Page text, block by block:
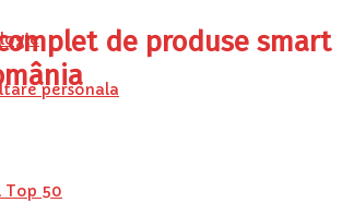
personala
Top 50
de produse smart